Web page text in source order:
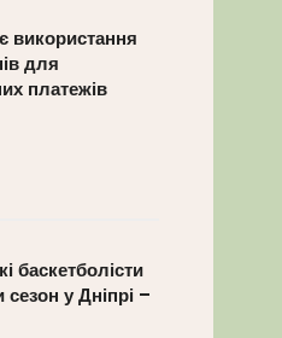
використання
для
платежів
баскетболісти
у Дніпрі –